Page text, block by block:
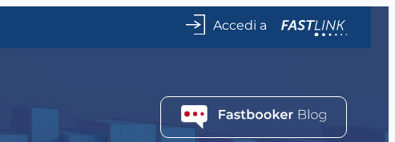
Accedi a